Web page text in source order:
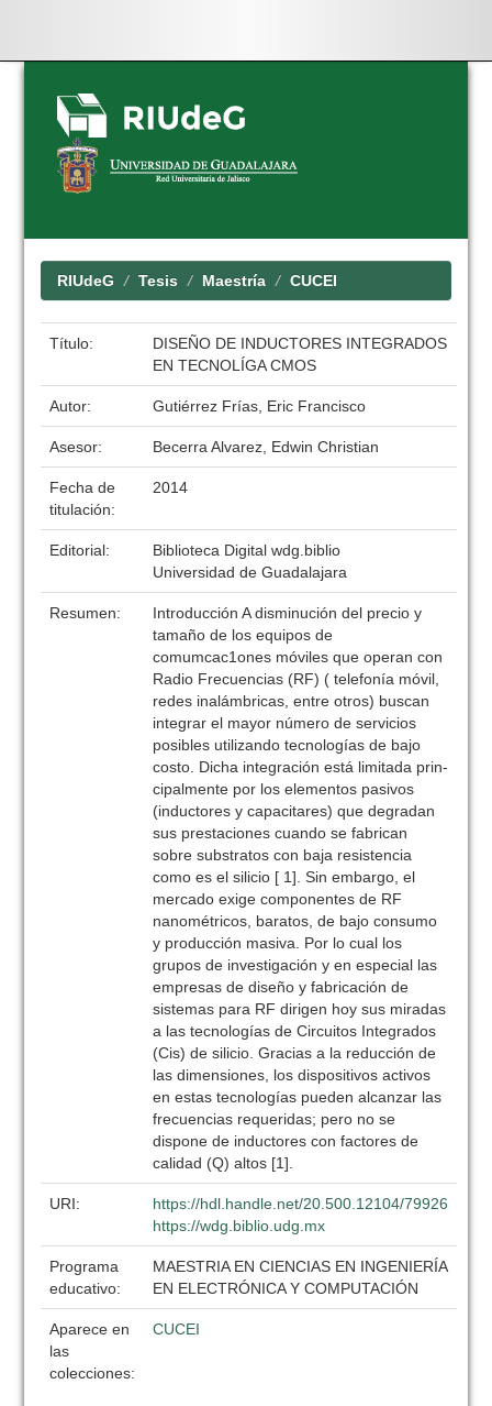
Skip
navigation
RIUdeG Tesis Maestría CUCEI
Título:
DISEÑO DE INDUCTORES INTEGRADOS
EN TECNOLÍGA CMOS
Autor: Gutiérrez Frías, Eric Francisco
Asesor: Becerra Alvarez, Edwin Christian
Fecha de
titulación:
2014
Editorial:
Biblioteca Digital wdg.biblio
Universidad de Guadalajara
Resumen:
Introducción A disminución del precio y
tamaño de los equipos de
comumcac1ones móviles que operan con
Radio Frecuencias (RF) ( telefonía móvil,
redes inalámbricas, entre otros) buscan
integrar el mayor número de servicios
posibles utilizando tecnologías de bajo
costo. Dicha integración está limitada prin-
cipalmente por los elementos pasivos
(inductores y capacitares) que degradan
sus prestaciones cuando se fabrican
sobre substratos con baja resistencia
como es el silicio [ 1]. Sin embargo, el
mercado exige componentes de RF
nanométricos, baratos, de bajo consumo
y producción masiva. Por lo cual los
grupos de investigación y en especial las
empresas de diseño y fabricación de
sistemas para RF dirigen hoy sus miradas
a las tecnologías de Circuitos Integrados
(Cis) de silicio. Gracias a la reducción de
las dimensiones, los dispositivos activos
en estas tecnologías pueden alcanzar las
frecuencias requeridas; pero no se
dispone de inductores con factores de
calidad (Q) altos [1].
URI:
https://hdl.handle.net/20.500.12104/79926
https://wdg.biblio.udg.mx
Programa
educativo:
MAESTRIA EN CIENCIAS EN INGENIERÍA
EN ELECTRÓNICA Y COMPUTACIÓN
Aparece en
las
colecciones:
CUCEI